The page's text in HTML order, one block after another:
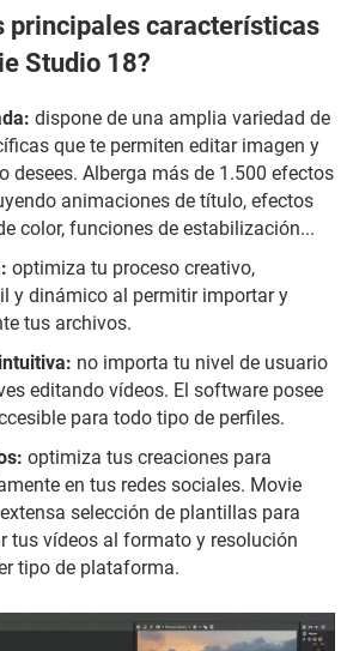
principales características
Studio 18?
dispone de una amplia variedad de
que te permiten editar imagen y
desees. Alberga más de 1.500 efectos
animaciones de título, efectos
color, funciones de estabilización...
optimiza tu proceso creativo,
y dinámico al permitir importar y
tus archivos.
no importa tu nivel de usuario
editando vídeos. El software posee
para todo tipo de perfiles.
optimiza tus creaciones para
en tus redes sociales. Movie
selección de plantillas para
tus vídeos al formato y resolución
tipo de plataforma.